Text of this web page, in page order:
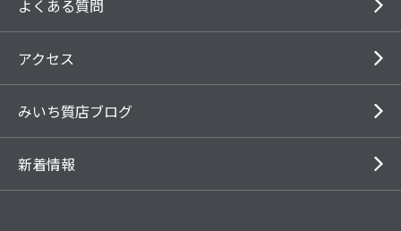
よくある質問
アクセス
みいち質店ブログ
新着情報